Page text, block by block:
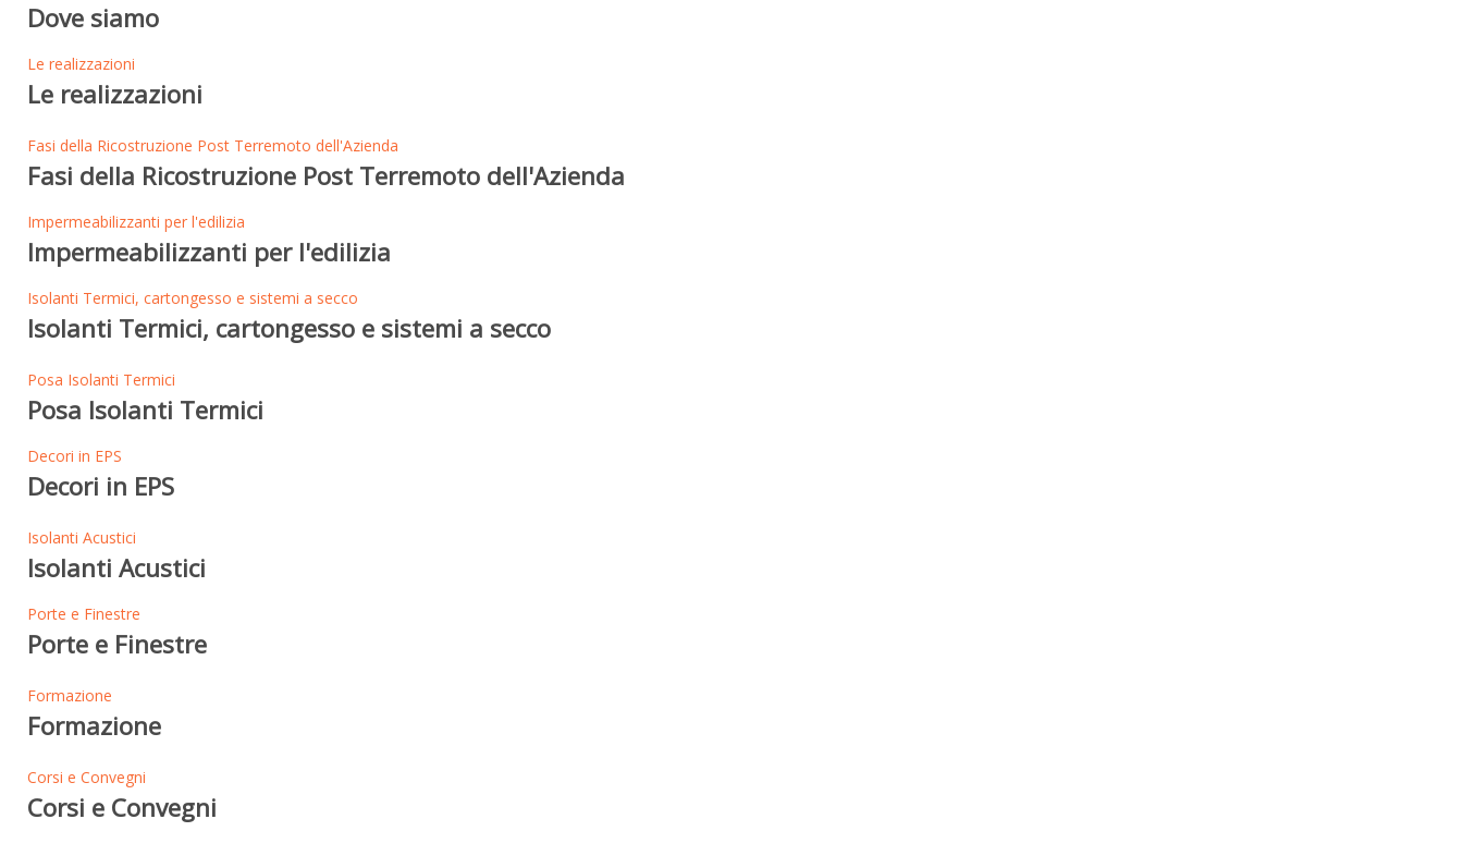
Dove siamo
Le realizzazioni
Le realizzazioni
Fasi della Ricostruzione Post Terremoto dell'Azienda
Fasi della Ricostruzione Post Terremoto dell'Azienda
Impermeabilizzanti per l'edilizia
Impermeabilizzanti per l'edilizia
Isolanti Termici, cartongesso e sistemi a secco
Isolanti Termici, cartongesso e sistemi a secco
Posa Isolanti Termici
Posa Isolanti Termici
Decori in EPS
Decori in EPS
Isolanti Acustici
Isolanti Acustici
Porte e Finestre
Porte e Finestre
Formazione
Formazione
Corsi e Convegni
Corsi e Convegni